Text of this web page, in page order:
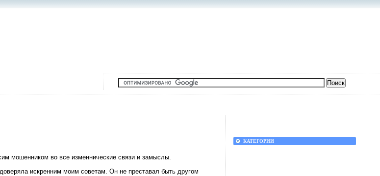
мошенником во все изменнические связи и замыслы.
искренним моим советам. Он не преставал быть другом
КАТЕГОРИИ